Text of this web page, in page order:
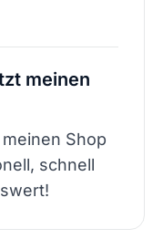
meinen
Shop
schnell